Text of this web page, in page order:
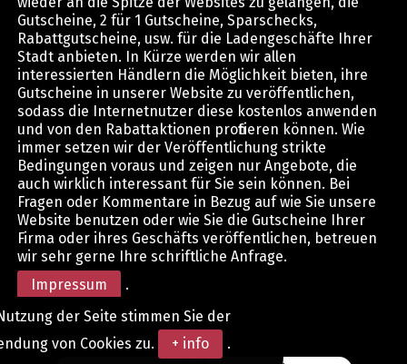
Gutscheine, 2 für 1 Gutscheine, Sparschecks,
Rabattgutscheine, usw. für die Ladengeschäfte Ihrer
Stadt anbieten. In Kürze werden wir allen
interessierten Händlern die Möglichkeit bieten, ihre
Gutscheine in unserer Website zu veröffentlichen,
sodass die Internetnutzer diese kostenlos anwenden
und von den Rabattaktionen profitieren können. Wie
immer setzen wir der Veröffentlichung strikte
Bedingungen voraus und zeigen nur Angebote, die
auch wirklich interessant für Sie sein können. Bei
Fragen oder Kommentare in Bezug auf wie Sie unsere
Website benutzen oder wie Sie die Gutscheine Ihrer
Firma oder ihres Geschäfts veröffentlichen, betreuen
wir sehr gerne Ihre schriftliche Anfrage.
Impressum
.
der Seite stimmen Sie der
von Cookies zu.
+ info .